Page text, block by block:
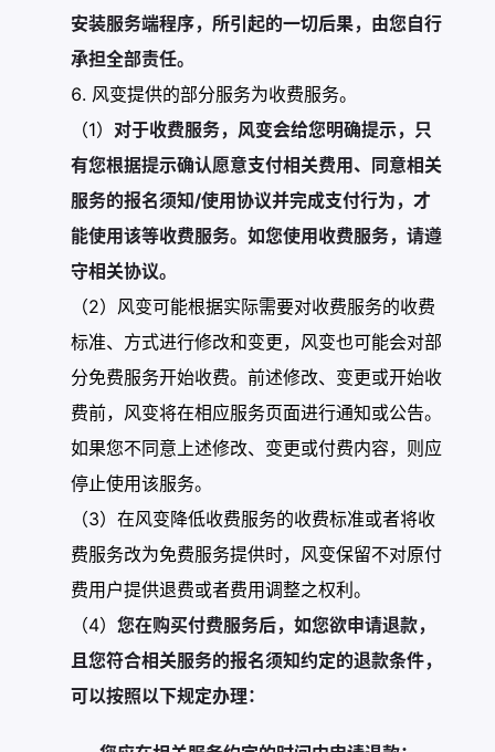
安装服务端程序，所引起的一切后果，由您自行
承担全部责任。
风变提供的部分服务为收费服务。
（1） 对于收费服务，风变会给您明确提示，只
有您根据提示确认愿意支付相关费用、同意相关
服务的报名须知/使用协议并完成支付行为，才
能使用该等收费服务。如您使用收费服务，请遵
守相关协议。
（2）风变可能根据实际需要对收费服务的收费
标准、方式进行修改和变更，风变也可能会对部
分免费服务开始收费。前述修改、变更或开始收
费前，风变将在相应服务页面进行通知或公告。
如果您不同意上述修改、变更或付费内容，则应
停止使用该服务。
（3）在风变降低收费服务的收费标准或者将收
费服务改为免费服务提供时，风变保留不对原付
费用户提供退费或者费用调整之权利。
（4） 您在购买付费服务后，如您欲申请退款，
且您符合相关服务的报名须知约定的退款条件，
可以按照以下规定办理：